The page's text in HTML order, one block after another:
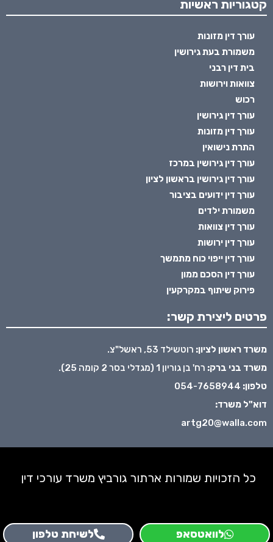
קטגוריות ראשיות
עורך דין מזונות
משמורת בעת גירושין
בית דין רבני
צוואות וירושות
רכוש
עורך דין גירושין
עורך דין מזונות
התרת נישואין
עורך דין גירושין במרכז
עורך דין גירושין בראשון לציון
עורך דין ידועים בציבור
משמורת ילדים
עורך דין צוואות
עורך דין ירושות
עורך דין ייפוי כוח מתמשך
עורך דין הסכם ממון
פירוק שיתוף במקרקעין
פרטים ליצירת קשר:
משרד ראשון לציון: רוטשילד 53, ראשל"צ.
משרד בני ברק: רח' בן גוריון 1 (מגדלי בסר 2 קומה 25).
טלפון: 054-7658944
דוא"ל משרד:
artg20@walla.com
כל הזכויות שמורות ארתור גורביץ משרד עורכי דין
לוואטסאפ לשיחת טלפון